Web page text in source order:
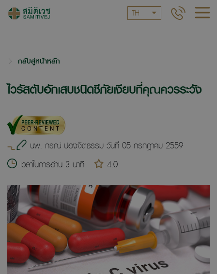
TH
กลับสู่หน้าหลัก
ไวรัสตับอักเสบชนิดซีภัยเงียบที่คุณควรระวัง
นพ. กรณ์ ปองจิตธรรม วันที่ 05 กรกฎาคม 2559
เวลาในการอ่าน 3 นาที
4.0